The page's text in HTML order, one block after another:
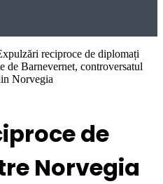
reciproce de diplomați
de Barnevernet, controversatul
Norvegia
de
Norvegia